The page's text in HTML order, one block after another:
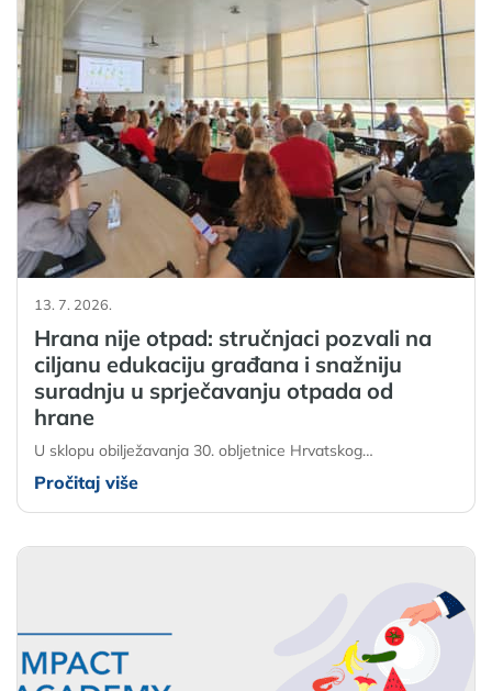
13. 7. 2026.
Hrana nije otpad: stručnjaci pozvali na
ciljanu edukaciju građana i snažniju
suradnju u sprječavanju otpada od
hrane
U sklopu obilježavanja 30. obljetnice Hrvatskog…
Pročitaj više